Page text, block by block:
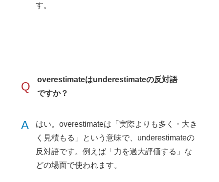
す。
Q
overestimateはunderestimateの反対語
ですか？
A
はい。overestimateは「実際よりも多く・大き
く見積もる」という意味で、underestimateの
反対語です。例えば「力を過大評価する」な
どの場面で使われます。